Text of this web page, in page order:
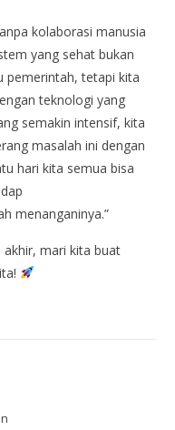
kolaborasi manusia
yang sehat bukan
pemerintah, tetapi kita
teknologi yang
semakin intensif, kita
masalah ini dengan
hari kita semua bisa
menanganinya.”
mari kita buat